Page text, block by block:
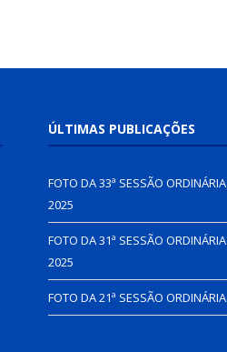
ÚLTIMAS PUBLICAÇÕES
FOTO DA 33ª SESSÃO ORDINÁRIA
2025
FOTO DA 31ª SESSÃO ORDINÁRIA
2025
FOTO DA 21ª SESSÃO ORDINÁRIA